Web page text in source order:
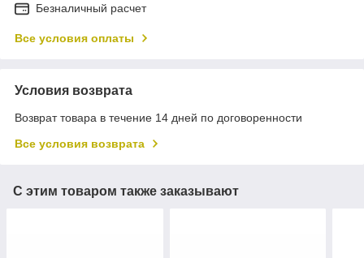
Безналичный расчет
Все условия оплаты
Условия возврата
Возврат товара в течение 14 дней по договоренности
Все условия возврата
С этим товаром также заказывают